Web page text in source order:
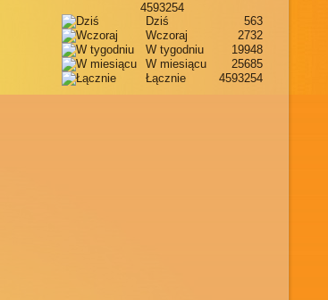
4593254
Dziś
563
Wczoraj
2732
W tygodniu
19948
W miesiącu
25685
Łącznie
4593254